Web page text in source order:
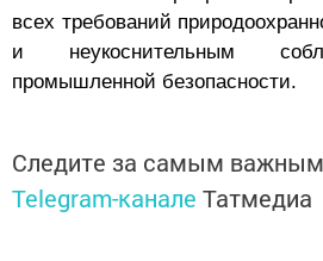
всех требований
и неукоснительным
промышленной безопасности.
Следите за самым
Telegram-канале Татмедиа